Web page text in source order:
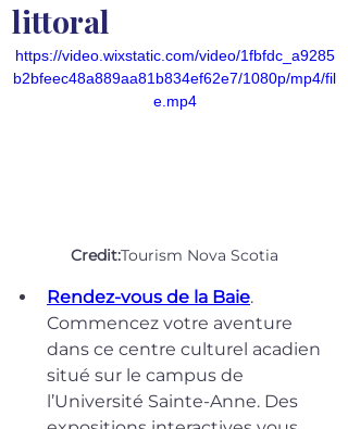
littoral
https://video.wixstatic.com/video/1fbfdc_a9285
b2bfeec48a889aa81b834ef62e7/1080p/mp4/fil
e.mp4
Credit:Tourism Nova Scotia
Rendez-vous de la Baie.
Commencez votre aventure
dans ce centre culturel acadien
situé sur le campus de
l’Université Sainte-Anne. Des